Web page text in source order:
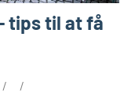
tips til at få